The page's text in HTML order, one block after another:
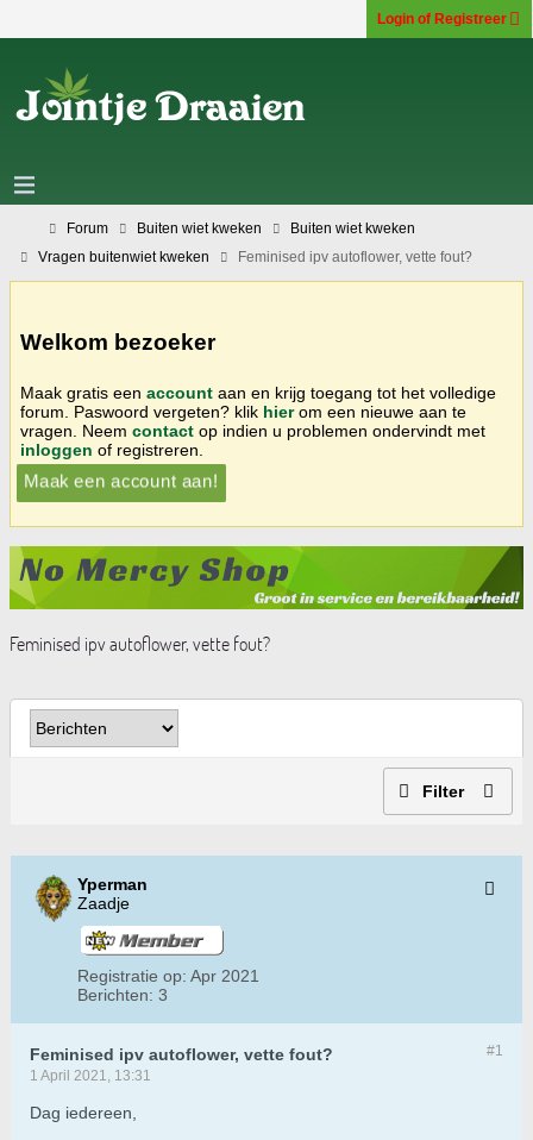
Login of Registreer
Forum Buiten wiet kweken
Buiten wiet kweken
Vragen buitenwiet kweken
Feminised ipv autoflower, vette fout?
Welkom bezoeker
Maak gratis een account aan en krijg toegang tot het volledige
forum. Paswoord vergeten? klik hierom een nieuwe aan te
vragen. Neem contact op indien u problemen ondervindt met
inloggen of registreren.
Maak een account aan!
Feminised ipv autoflower, vette fout?
Filter
Yperman
Zaadje
Registratie op: Apr 2021
Berichten: 3
#1
Feminised ipv autoflower, vette fout?
1 April 2021, 13:31
Dag iedereen,